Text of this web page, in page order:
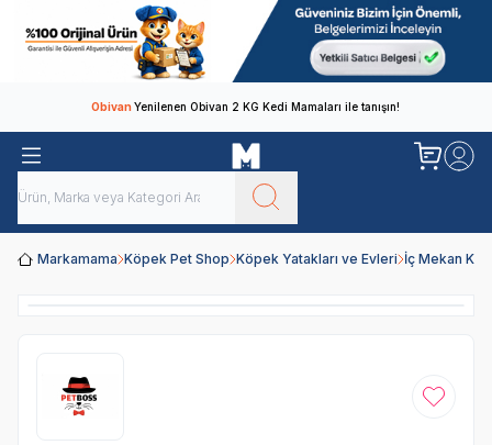
ObivanYenilenen Obivan 2 KG Kedi Mamaları ile tanışın!
Markamama Köpek Pet Shop Köpek Yatakları ve Evleri İç Mekan
Favoriye